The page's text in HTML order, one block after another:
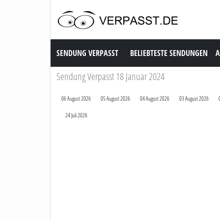
Sendung Verpasst
SENDUNG VERPASST BELIEBTESTE SENDUNGEN
Sendung Verpasst 18 Januar 2024
06 August 2026 05 August 2026 04 August 2026 03 August 2026
24 Juli 2026